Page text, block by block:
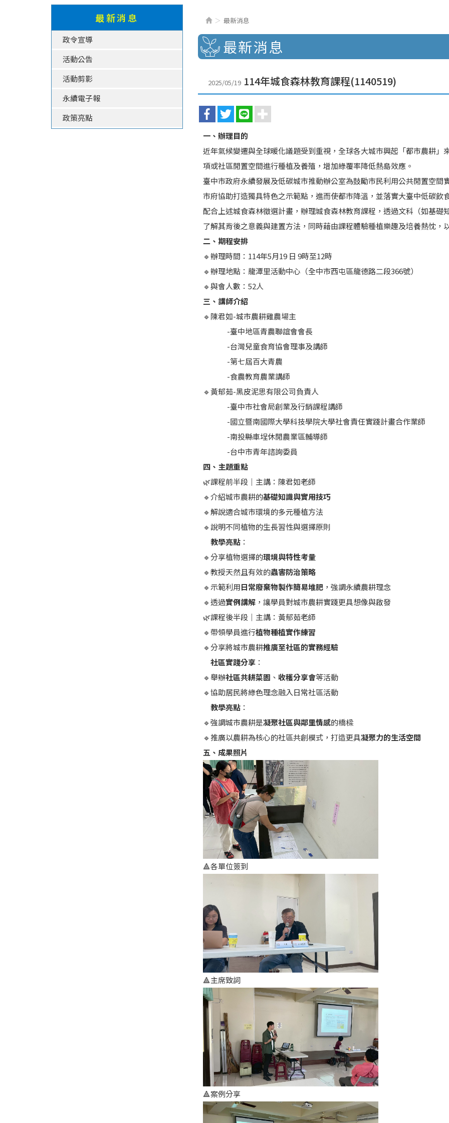
最新消息
政令宣導
活動公告
活動剪影
永續電子報
政策亮點
最新消息
最新消息
2025/05/19114年城食森林教育課程(1140519)
一、辦理目的
近年氣候變遷與全球暖化議題受到重視，全球各大城市興起「都市農耕
項或社區閒置空間進行種植及養殖，增加綠覆率降低熱島效應。
臺中市政府永續發展及低碳城市推動辦公室為鼓勵市民利用公共閒置空
市府協助打造獨具特色之示範點，進而使都市降溫，並落實大臺中低碳飲
配合上述城食森林徵選計畫，辦理城食森林教育課程，透過文科（如基
了解其背後之意義與建置方法，同時藉由課程體驗種植樂趣及培養熱忱，
二、期程安排
🔹辦理時間：114年5月19 日 9時至12時
🔹辦理地點：龍潭里活動中心（全中市西屯區龍德路二段366號）
🔹與會人數：52人
三、講師介紹
🔹陳君如-城市農耕雞農場主
-臺中地區青農聯誼會會長
-台灣兒童食育協會理事及講師
-第七屆百大青農
-食農教育農業講師
🔹黃郁茹-黑皮泥思有限公司負責人
-臺中市社會局創業及行銷課程講師
-國立暨南國際大學科技學院大學社會責任實踐計畫合作業師
-南投縣車埕休閒農業區輔導師
-台中市青年諮詢委員
四、 主題重點
🌿課程前半段｜主講：陳君如老師
🔹介紹城市農耕的基礎知識與實用技巧
🔹解說適合城市環境的多元種植方法
🔹說明不同植物的生長習性與選擇原則
教學亮點：
🔹分享植物選擇的環境與特性考量
🔹教授天然且有效的蟲害防治策略
🔹示範利用日常廢棄物製作簡易堆肥，強調永續農耕理念
🔹透過實例講解，讓學員對城市農耕實踐更具想像與啟發
🌿課程後半段｜主講：黃郁茹老師
🔹帶領學員進行植物種植實作練習
🔹分享將城市農耕推廣至社區的實務經驗
社區實踐分享：
🔹舉辦社區共耕菜園 、 收穫分享會等活動
🔹協助居民將綠色理念融入日常社區活動
教學亮點：
🔹強調城市農耕是凝聚社區與鄰里情感的橋樑
🔹推廣以農耕為核心的社區共創模式，打造更具凝聚力的生活空間
五、成果照片
🔺各單位簽到
🔺主席致詞
🔺案例分享